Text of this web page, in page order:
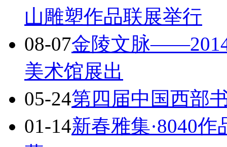
山雕塑作品联展举行
08-07金陵文脉
美术馆展出
05-24第四届中国西部
01-14新春雅集·8040